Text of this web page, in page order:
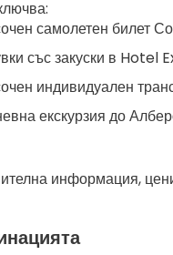
самолетен билет
със закуски в
индивидуален
екскурзия до
информация,